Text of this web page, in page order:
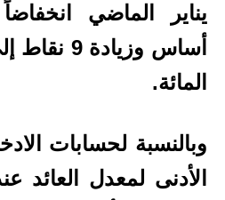
المائة.
وبالنسبة لحسابات